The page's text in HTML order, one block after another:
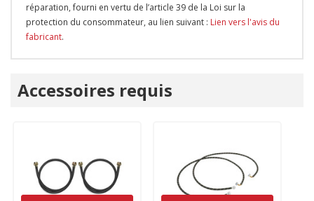
réparation, fourni en vertu de l’article 39 de la Loi sur la
protection du consommateur, au lien suivant : Lien vers l'avis du
fabricant.
Accessoires requis